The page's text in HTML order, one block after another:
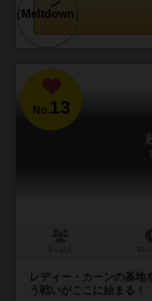
No.13
レディー・カーンの基
う戦いがここに始まる！